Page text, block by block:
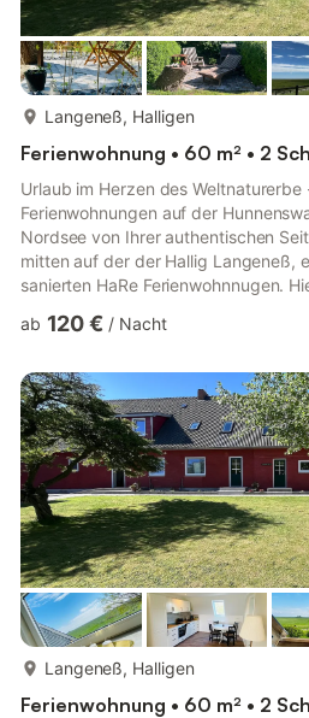
Langeneß, Halligen
Ferienwohnung • 60 m² • 2
Urlaub im Herzen des Weltnaturerbe
Ferienwohnungen auf der
Nordsee von Ihrer authentischen
mitten auf der der Hallig Langeneß,
sanierten HaRe Ferienwohnnugen.
Weltnaturerbes Wattenmeer.
der Hallig Langeneß ticken die
blicken Sie auf weite Salzwiesen
Gezeiten. Ein Rückzugs...
ab 120 € / Nacht
Langeneß, Halligen
Ferienwohnung • 60 m² • 2